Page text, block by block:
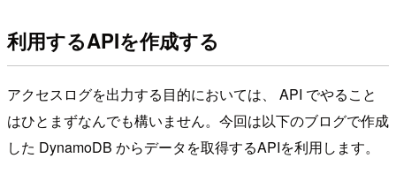
利用するAPIを作成する
アクセスログを出力する目的においては、 API でやること
はひとまずなんでも構いません。今回は以下のブログで作成
した DynamoDB からデータを取得するAPIを利用します。